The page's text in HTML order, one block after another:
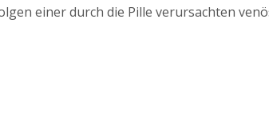
einer durch die Pille verursachten